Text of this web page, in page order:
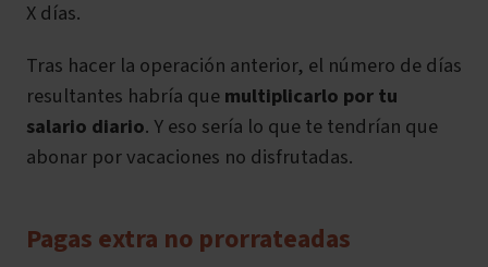
X días.
Tras hacer la operación anterior, el número de días
resultantes habría quemultiplicarlo por tu
salario diario. Y eso sería lo que te tendrían que
abonar por vacaciones no disfrutadas.
Pagas extra no prorrateadas